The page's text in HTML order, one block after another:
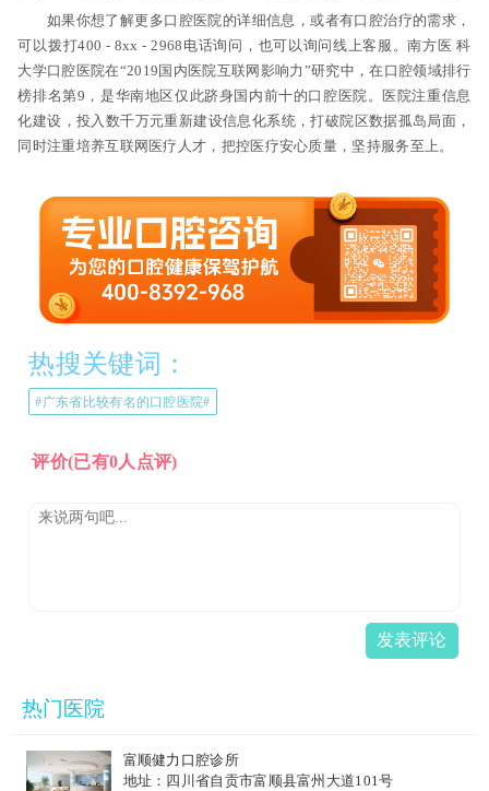
如果你想了解更多口腔医院的详细信息，或者有口腔治疗的需求，
可以拨打400 - 8xx - 2968电话询问，也可以询问线上客服。南方医 科
大学口腔医院在“2019国内医院互联网影响力”研究中，在口腔领域排行
榜排名第9，是华南地区仅此跻身国内前十的口腔医院。医院注重信息
化建设，投入数千万元重新建设信息化系统，打破院区数据孤岛局面，
同时注重培养互联网医疗人才，把控医疗安心质量，坚持服务至上。
热搜关键词：
#广东省比较有名的口腔医院#
评价(已有0人点评)
发表评论
热门医院
富顺健力口腔诊所
地址：四川省自贡市富顺县富州大道101号